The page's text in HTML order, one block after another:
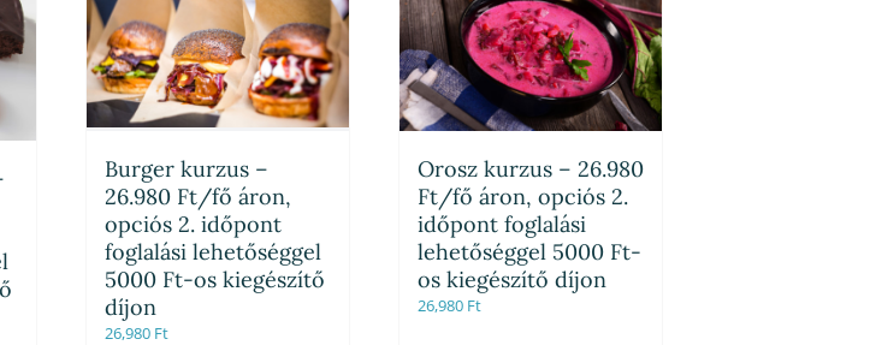
Burger kurzus –
26.980 Ft/fő áron,
opciós 2. időpont
foglalási lehetőséggel
5000 Ft-os kiegészítő
díjon
26,980 Ft
Orosz kurzus – 26.980
Ft/fő áron, opciós 2.
időpont foglalási
lehetőséggel 5000 Ft-
os kiegészítő díjon
26,980 Ft